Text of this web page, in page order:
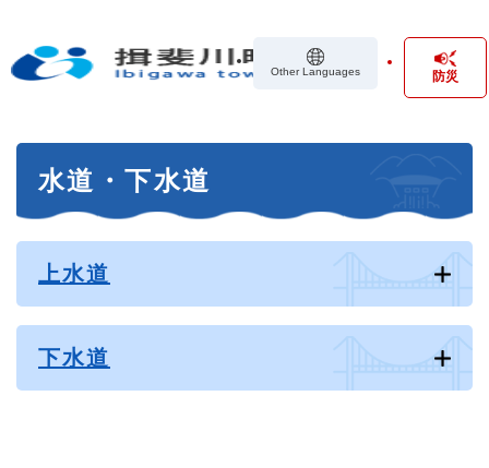
の
Other Languages 防災
水道・下水道
上水道
下水道